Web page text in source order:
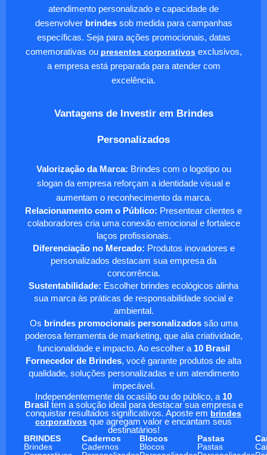
atendimento personalizado e capacidade de
desenvolver brindessob medida para campanhas
específicas. Seja para ações promocionais, datas
comemorativas ou presentes corporativosexclusivos,
a empresa está preparada para atender com
excelência.
Vantagens de Investir em Brindes
Personalizados
Valorização da Marca: Brindes com o logotipo ou
slogan da empresa reforçam a identidade visual e
aumentam o reconhecimento da marca.
Relacionamento com o Público: Presentear clientes e
colaboradores cria uma conexão emocional e fortalece
laços profissionais.
Diferenciação no Mercado: Produtos inovadores e
personalizados destacam sua empresa da
concorrência.
Sustentabilidade: Escolher brindes ecológicos alinha
sua marca às práticas de responsabilidade social e
ambiental.
Os brindes promocionais personalizadossão uma
poderosa ferramenta de marketing, que alia criatividade,
funcionalidade e impacto. Ao escolher a 10 Brasil
Fornecedor de Brindes, você garante produtos de alta
qualidade, soluções personalizadas e um atendimento
impecável.
Independentemente da ocasião ou do público, a 10
Brasil tem a solução ideal para destacar sua empresa e
conquistar resultados significativos. Aposte em brindes
corporativos que agregam valor e encantam seus
destinatários!
BRINDES
Cadernos Blocos Pastas
Brindes
Cadernos
Blocos
Pastas